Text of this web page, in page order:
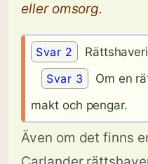
eller omsorg.
Svar 2
Svar 3
Om en
makt och pengar.
Även om det finns